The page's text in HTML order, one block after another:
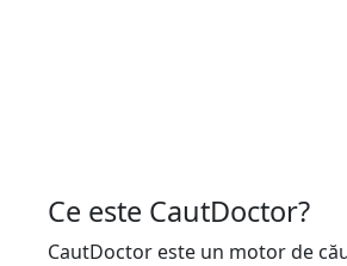
Ce este CautDoctor?
CautDoctor este un motor de